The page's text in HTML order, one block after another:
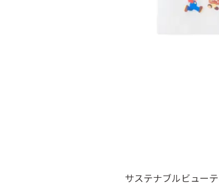
サステナブルビュー